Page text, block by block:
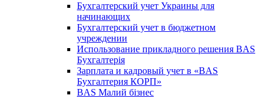
Бухгалтерский учет Украины для
начинающих
Бухгалтерский учет в бюджетном
учреждении
Использование прикладного решения BAS
Бухгалтерія
Зарплата и кадровый учет в «BAS
Бухгалтерия КОРП»
BAS Малий бізнес